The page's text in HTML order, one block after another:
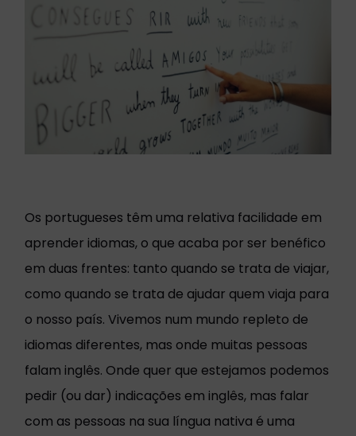
Os portugueses têm uma relativa facilidade em
aprender idiomas, o que acaba por ser benéfico
em duas frentes: tanto quando se trata de viajar,
como quando se trata de ajudar quem viaja para
o nosso país. Vivemos num mundo repleto de
idiomas diferentes, mas onde muitas pessoas
falam inglês. Onde quer que estejamos podemos
pedir (ou dar) indicações em inglês, mas falar
com as pessoas na sua língua nativa é uma